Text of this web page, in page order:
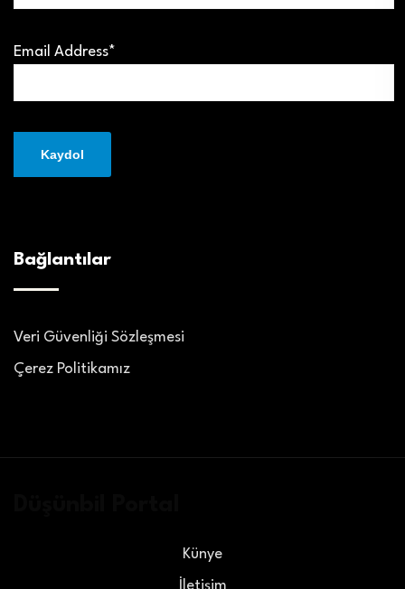
Email Address*
Bağlantılar
Veri Güvenliği Sözleşmesi
Çerez Politikamız
Künye